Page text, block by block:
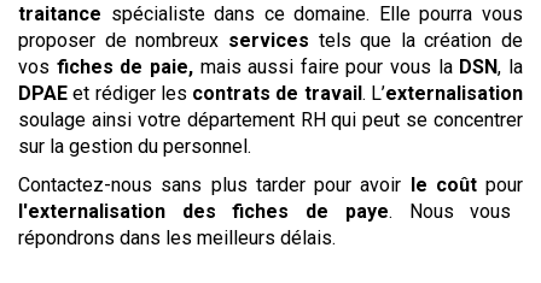
traitance spécialiste dans ce domaine. Elle pourra vous
proposer de nombreux services tels que la création de
vos fiches de paie,mais aussi faire pour vous la DSN, la
DPAE et rédiger les contrats de travail. L’externalisation
soulage ainsi votre département RH qui peut se concentrer
sur la gestion du personnel.
Contactez-nous sans plus tarder pour avoir le coût pour
l'externalisation
des fiches de paye. Nous vous
répondrons dans les meilleurs délais.